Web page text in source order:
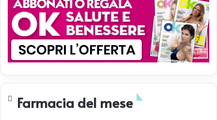
Farmacia del mese